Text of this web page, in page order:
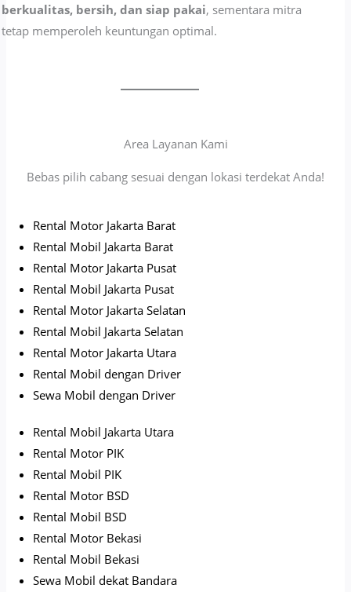
berkualitas, bersih, dan siap pakai, sementara mitra
tetap memperoleh keuntungan optimal.
Area Layanan Kami
Bebas pilih cabang sesuai dengan lokasi terdekat Anda!
Rental Motor Jakarta Barat
Rental Mobil Jakarta Barat
Rental Motor Jakarta Pusat
Rental Mobil Jakarta Pusat
Rental Motor Jakarta Selatan
Rental Mobil Jakarta Selatan
Rental Motor Jakarta Utara
Rental Mobil dengan Driver
Sewa Mobil dengan Driver
Rental Mobil Jakarta Utara
Rental Motor PIK
Rental Mobil PIK
Rental Motor BSD
Rental Mobil BSD
Rental Motor Bekasi
Rental Mobil Bekasi
Sewa Mobil dekat Bandara